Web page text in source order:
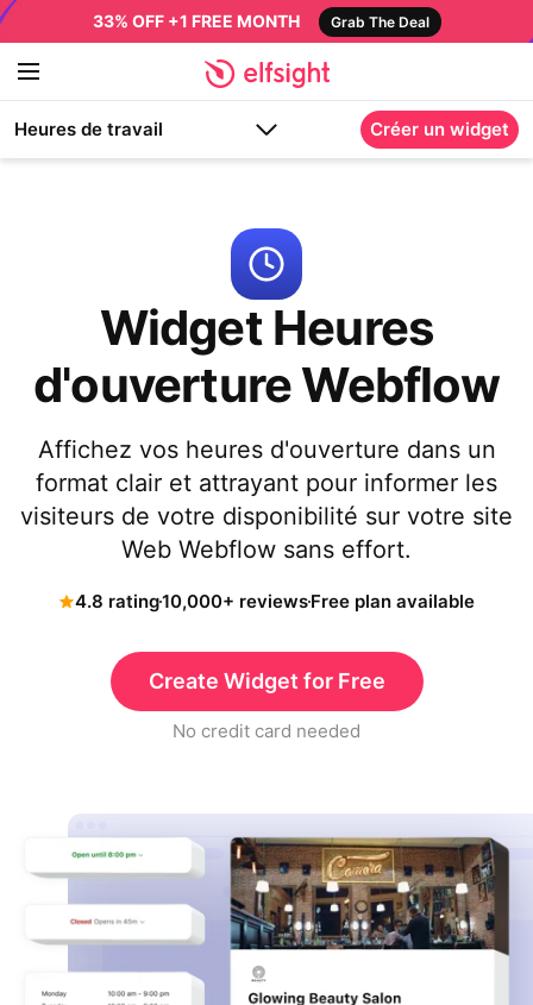
33% OFF +1 FREE MONTH Grab The Deal
Heures de travail Créer un widget
Widget Heures
d'ouverture Webflow
Affichez vos heures d'ouverture dans un
format clair et attrayant pour informer les
visiteurs de votre disponibilité sur votre site
Web Webflow sans effort.
4.8 rating10,000+ reviewsFree plan available
Create Widget for Free
No credit card needed